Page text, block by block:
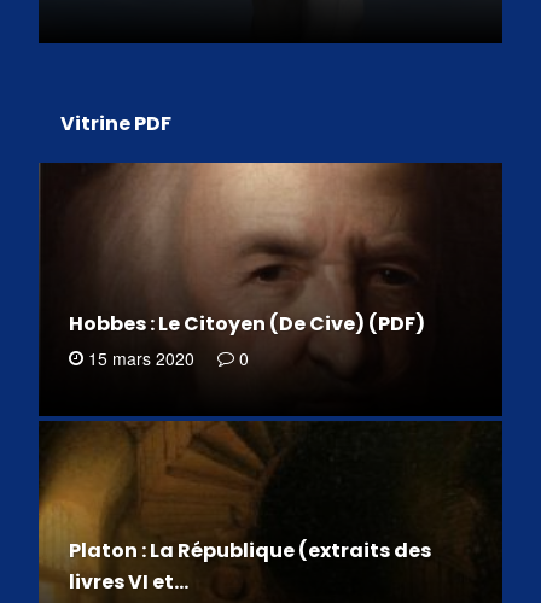
Vitrine PDF
Hobbes : Le Citoyen (De Cive) (PDF)
15 mars 2020 0
Platon : La République (extraits des
livres VI et…